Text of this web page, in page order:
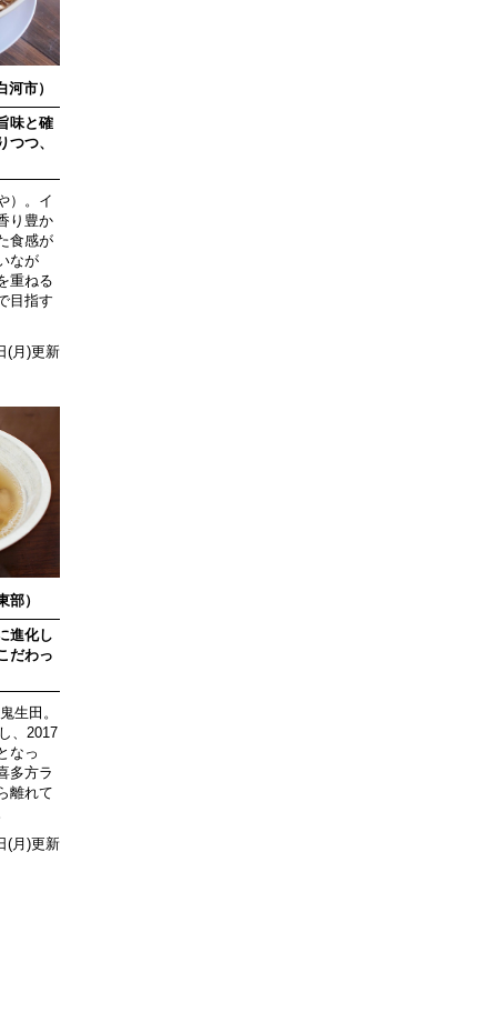
河市）
味と確
つつ、
）。イ
り豊か
食感が
なが
重ねる
目指す
(月)更新
部）
進化し
だわっ
生田。
、2017
なっ
多方ラ
離れて
(月)更新